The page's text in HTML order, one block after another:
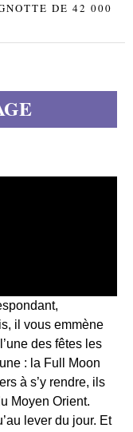
DE 42 000
il vous emmène
des fêtes les
: la Full Moon
à s’y rendre, ils
Moyen Orient.
lever du jour. Et